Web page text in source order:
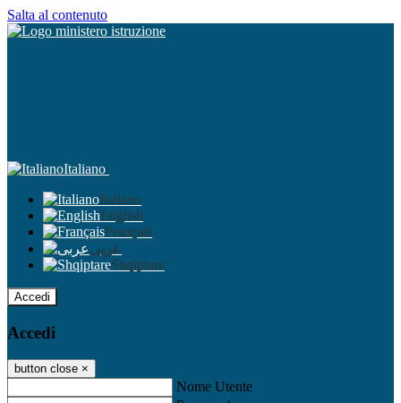
Salta al contenuto
Italiano
Italiano
English
Français
عربى
Shqiptare
Accedi
Accedi
button close ×
Nome Utente